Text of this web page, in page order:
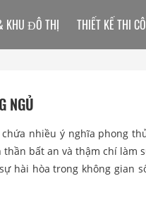
NGỦ
nhiều ý nghĩa phong
bất an và thậm chí làm
hài hòa trong không gian
KHU ĐÔ THỊ THIẾT KẾ THI